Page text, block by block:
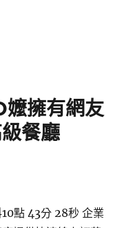
嬤擁有網友
餐廳
點 43分 28秒 企業